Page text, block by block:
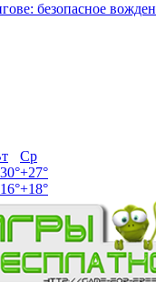
безопасное
Ср
30°+27°
16°+18°